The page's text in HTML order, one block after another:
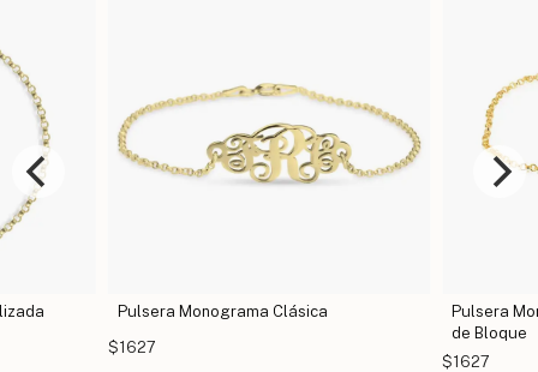
Pulsera Monograma Clásica
$1627
Pulsera
de Bloque
$1627